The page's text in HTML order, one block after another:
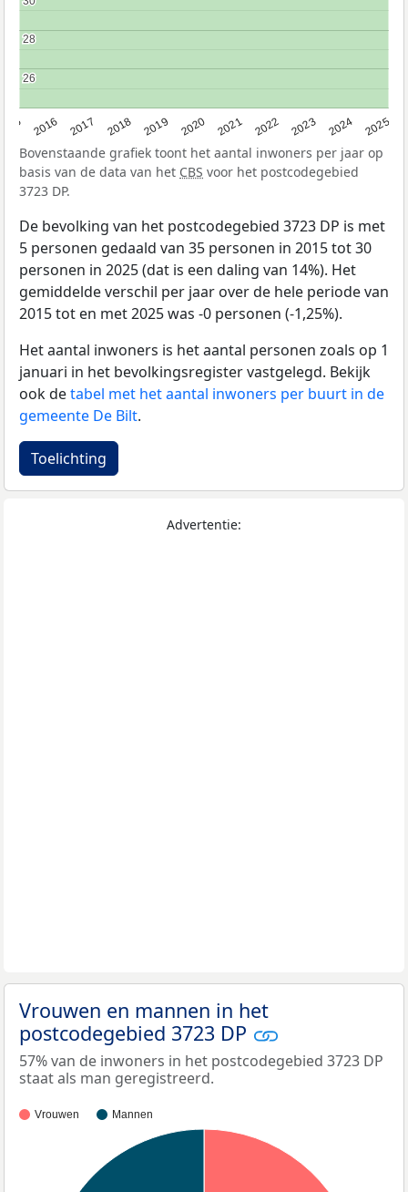
2016 2017 2018 2019 2020 2021 2022 2023 2024 2025
26
26
28
28
Bovenstaande grafiek toont het aantal inwoners per jaar op
basis van de data van het CBS voor het postcodegebied
3723 DP.
De bevolking van het postcodegebied 3723 DP is met
5 personen gedaald van 35 personen in 2015 tot 30
personen in 2025 (dat is een daling van 14%). Het
gemiddelde verschil per jaar over de hele periode van
2015 tot en met 2025 was -0 personen (-1,25%).
Het aantal inwoners is het aantal personen zoals op 1
januari in het bevolkingsregister vastgelegd. Bekijk
ook detabel met het aantal inwoners per buurt in de
gemeente De Bilt.
Toelichting
Advertentie:
Vrouwen en mannen in het
postcodegebied 3723 DP
57% van de inwoners in het postcodegebied 3723 DP
staat als man geregistreerd.
Vrouwen Mannen